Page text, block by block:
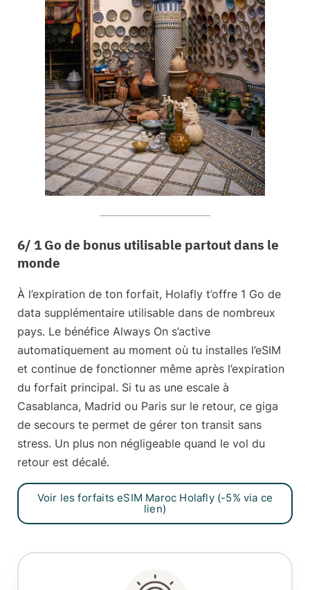
6/ 1 Go de bonus utilisable partout dans le
monde
À l’expiration de ton forfait, Holafly t’offre 1 Go de
data supplémentaire utilisable dans de nombreux
pays. Le bénéfice Always On s’active
automatiquement au moment où tu installes l’eSIM
et continue de fonctionner même après l’expiration
du forfait principal. Si tu as une escale à
Casablanca, Madrid ou Paris sur le retour, ce giga
de secours te permet de gérer ton transit sans
stress. Un plus non négligeable quand le vol du
retour est décalé.
Voir les forfaits eSIM Maroc Holafly (-5% via ce
lien)